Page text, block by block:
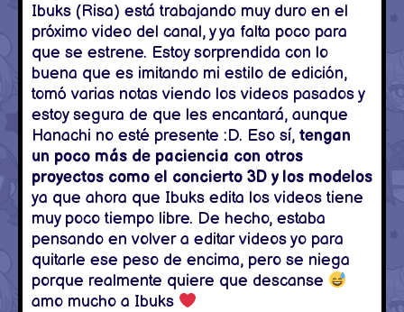
Ibuks (Risa) está trabajando muy duro en el
próximo video del canal, y ya falta poco para
que se estrene. Estoy sorprendida con lo
buena que es imitando mi estilo de edición,
tomó varias notas viendo los videos pasados y
estoy segura de que les encantará, aunque
Hanachi no esté presente :D. Eso sí, tengan
un poco más de paciencia con otros
proyectos como el concierto 3D y los modelos
ya que ahora que Ibuks edita los videos tiene
muy poco tiempo libre. De hecho, estaba
pensando en volver a editar videos yo para
quitarle ese peso de encima, pero se niega
porque realmente quiere que descanse
amo mucho a Ibuks